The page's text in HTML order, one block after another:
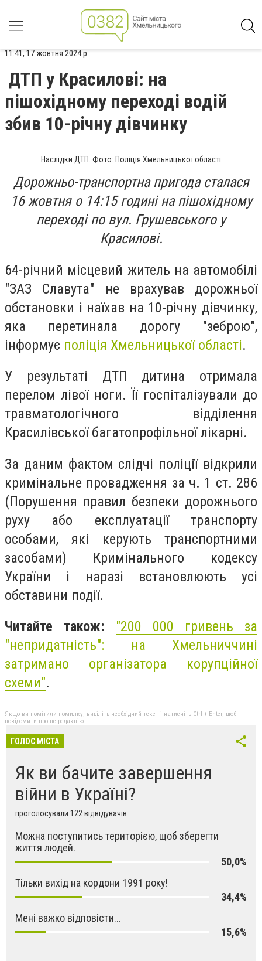
11:41, 17 жовтня 2024 р.
ДТП у Красилові: на
пішохідному переході водій
збив 10-річну дівчинку
Наслідки ДТП. Фото: Поліція Хмельницької області
Дорожньо-транспортна пригода сталася
16 жовтня о 14:15 годині на пішохідному
переході по вул. Грушевського у
Красилові.
64-річний місцевий житель на автомобілі
"ЗАЗ Славута" не врахував дорожньої
обстановки і наїхав на 10-річну дівчинку,
яка перетинала дорогу "зеброю",
інформує поліція Хмельницької області.
У результаті ДТП дитина отримала
перелом лівої ноги. Її госпіталізували до
травматологічного відділення
Красилівської багатопрофільної лікарні.
За даним фактом слідчі поліції відкрили
кримінальне провадження за ч. 1 ст. 286
(Порушення правил безпеки дорожнього
руху або експлуатації транспорту
особами, які керують транспортними
засобами) Кримінального кодексу
України і наразі встановлюють усі
обставини події.
Читайте також: "200 000 гривень за
"непридатність": на Хмельниччині
затримано організатора корупційної
схеми".
Якщо ви помітили помилку, виділіть необхідний текст і натисніть Ctrl + Enter, щоб
повідомити про це редакцію
ГОЛОС МІСТА
Як ви бачите завершення
війни в Україні?
проголосували 122 відвідувачів
Можна поступитись територією, щоб зберегти
життя людей.
50,0%
Тільки вихід на кордони 1991 року!
34,4%
Мені важко відповісти...
15,6%